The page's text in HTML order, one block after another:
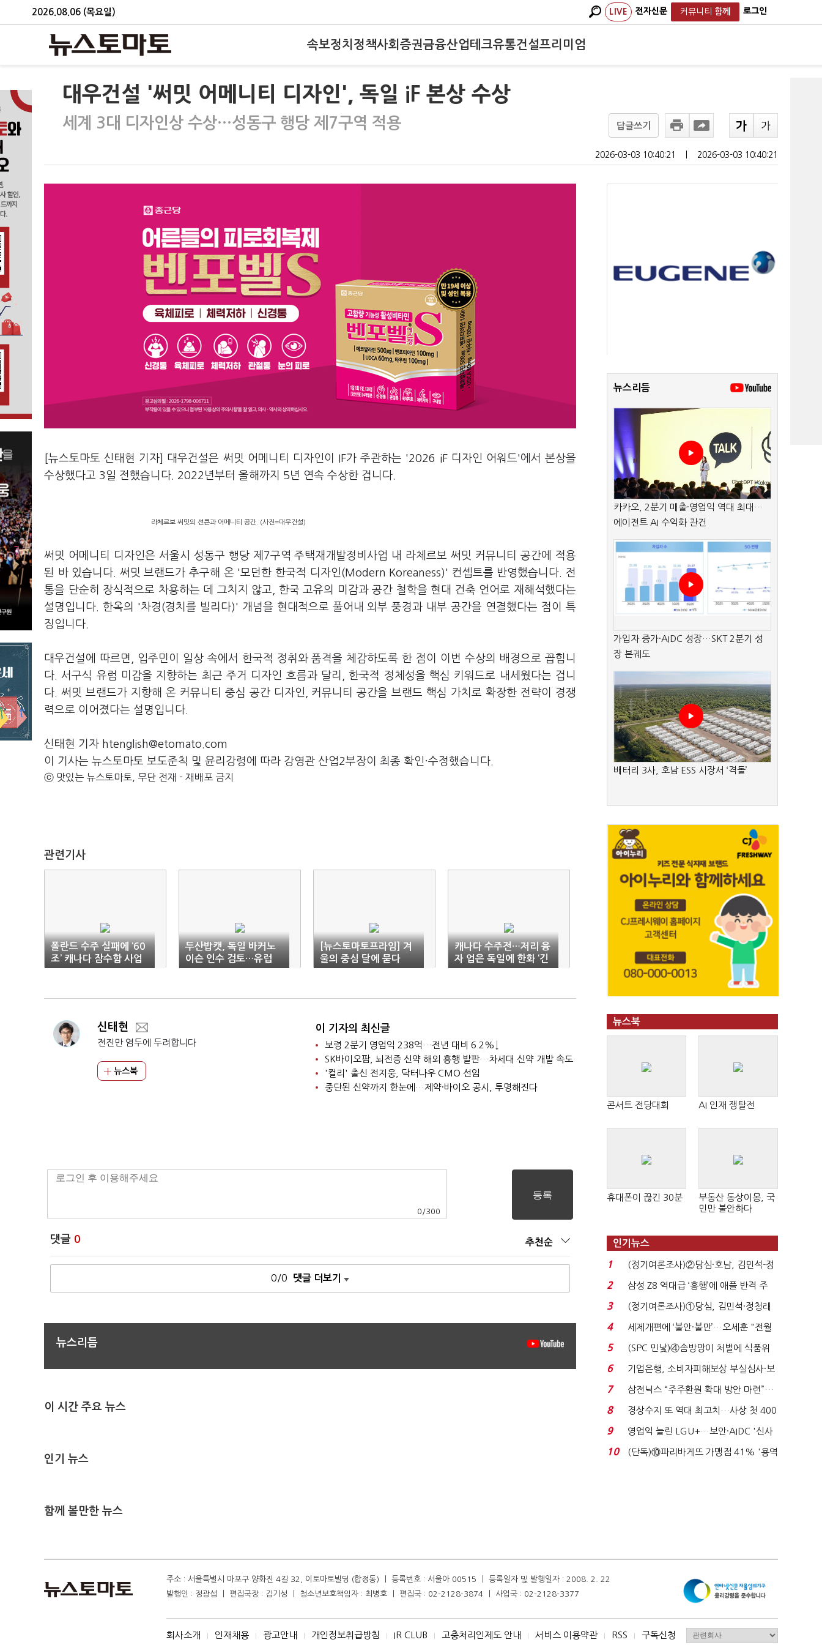
2026.08.06 (목요일) LIVE 전자신문 커뮤니티 함께 로그인
속보정치 정책사회 증권금융산업테크유통건설프리미엄
대우건설 '써밋 어메니티 디자인', 독일 iF 본상 수상
세계 3대 디자인상 수상…성동구 행당 제7구역 적용 답글쓰기
2026-03-03 10:40:21 2026-03-03 10:40:21
[뉴스토마토 신태현 기자] 대우건설은 써밋 어메니티 디자인이 IF가 주관하는 '2026 iF 디자인 어워드'에서 본상을
수상했다고 3일 전했습니다. 2022년부터 올해까지 5년 연속 수상한 겁니다.
라체르보 써밋의 선큰과 어메니티 공간. (사진=대우건설)
써밋 어메니티 디자인은 서울시 성동구 행당 제7구역 주택재개발정비사업 내 라체르보 써밋 커뮤니티 공간에 적용
된 바 있습니다. 써밋 브랜드가 추구해 온 '모던한 한국적 디자인(Modern Koreaness)' 컨셉트를 반영했습니다. 전
통을 단순히 장식적으로 차용하는 데 그치지 않고, 한국 고유의 미감과 공간 철학을 현대 건축 언어로 재해석했다는
설명입니다. 한옥의 '차경(경치를 빌리다)' 개념을 현대적으로 풀어내 외부 풍경과 내부 공간을 연결했다는 점이 특
징입니다.
대우건설에 따르면, 입주민이 일상 속에서 한국적 정취와 품격을 체감하도록 한 점이 이번 수상의 배경으로 꼽힙니
다. 서구식 유럼 미감을 지향하는 최근 주거 디자인 흐름과 달리, 한국적 정체성을 핵심 키워드로 내세웠다는 겁니
다. 써밋 브랜드가 지향해 온 커뮤니티 중심 공간 디자인, 커뮤니티 공간을 브랜드 핵심 가치로 확장한 전략이 경쟁
력으로 이어졌다는 설명입니다.
신태현 기자 htenglish@etomato.com
이 기사는 뉴스토마토 보도준칙 및 윤리강령에 따라 강영관 산업2부장이 최종 확인·수정했습니다.
ⓒ 맛있는 뉴스토마토, 무단 전재 - 재배포 금지
관련기사
폴란드 수주 실패에 ‘60
조’ 캐나다 잠수함 사업
도 암초
두산밥캣, 독일 바커노
이슨 인수 검토…유럽
공략 가속화 신호탄
[뉴스토마토프라임] 겨
울의 중심 달에 묻다
캐나다 수주전…저리 융
자 업은 독일에 한화 ‘긴
장’
신태현
전진만 염두에 두려합니다
뉴스북
이 기자의 최신글
보령 2분기 영업익 238억…전년 대비 6.2%↓
SK바이오팜, 뇌전증 신약 해외 흥행 발판…차세대 신약 개발 속도
'컬리' 출신 전지웅, 닥터나우 CMO 선임
중단된 신약까지 한눈에…제약·바이오 공시, 투명해진다
0 /300
댓글 0 추천순
0/0 댓글 더보기
뉴스리듬
이 시간 주요 뉴스
인기 뉴스
함께 볼만한 뉴스
뉴스리듬
카카오, 2분기 매출·영업익 역대 최대…
에이전트 AI 수익화 관건
가입자 증가·AIDC 성장…SKT 2분기 성
장 본궤도
배터리 3사, 호남 ESS 시장서 ‘격돌’
뉴스북
콘서트 전당대회 AI 인재 쟁탈전
휴대폰이 끊긴 30분
부동산 동상이몽, 국
민만 불안하다
인기뉴스
1
(정기여론조사)②당심·호남, 김민석-정
청래 '초접전'...
2
삼성 Z8 역대급 ‘흥행’에 애플 반격 주
목…9월 ‘폴...
3
(정기여론조사)①당심, 김민석·정청래
'초접전'…대통령 ...
4
세제개편에 ‘불안·불만’…오세훈 "전월
세 구하기 더 ...
5
(SPC 민낯)④솜방망이 처벌에 식품위
생법 위반 반복...
6
기업은행, 소비자피해보상 부실심사·보
이스피싱 공시 ...
7
삼전닉스 “주주환원 확대 방안 마련”…
로이터에 성명...
8
경상수지 또 역대 최고치…사상 첫 400
억달러에 '3% 성...
9
영업익 늘린 LGU+…보안·AIDC '신사
업 드라이브'...
10
(단독)⑩파리바게뜨 가맹점 41% '용역
주소 : 서울특별시 마포구 양화진 4길 32, 이토마토빌딩 (합정동) ㅣ 등록번호 : 서울아 00515 ㅣ 등록일자 및 발행일자 : 2008. 2. 22
발행인 : 정광섭 ㅣ 편집국장 : 김기성 ㅣ 청소년보호책임자 : 최병호 ㅣ 편집국 : 02-2128-3874 ㅣ 사업국 : 02-2128-3377
회사소개 I 인재채용 I 광고안내 I 개인정보취급방침 I IR CLUB I 고충처리인제도 안내 I 서비스 이용약관 I RSS I 구독신청